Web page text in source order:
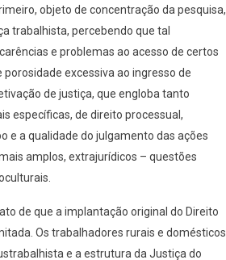
objeto de concentração da pesquisa,
trabalhista, percebendo que tal
e problemas ao acesso de certos
excessiva ao ingresso de
de justiça, que engloba tanto
específicas, de direito processual,
e a qualidade do julgamento das ações
amplos, extrajurídicos – questões
de que a implantação original do Direito
Os trabalhadores rurais e domésticos
e a estrutura da Justiça do